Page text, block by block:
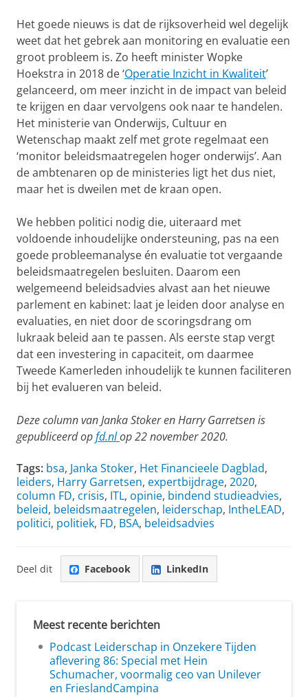
Het goede nieuws is dat de rijksoverheid wel degelijk
weet dat het gebrek aan monitoring en evaluatie een
groot probleem is. Zo heeft minister Wopke
Hoekstra in 2018 de ‘Operatie Inzicht in Kwaliteit’
gelanceerd, om meer inzicht in de impact van beleid
te krijgen en daar vervolgens ook naar te handelen.
Het ministerie van Onderwijs, Cultuur en
Wetenschap maakt zelf met grote regelmaat een
‘monitor beleidsmaatregelen hoger onderwijs’. Aan
de ambtenaren op de ministeries ligt het dus niet,
maar het is dweilen met de kraan open.
We hebben politici nodig die, uiteraard met
voldoende inhoudelijke ondersteuning, pas na een
goede probleemanalyse én evaluatie tot vergaande
beleidsmaatregelen besluiten. Daarom een
welgemeend beleidsadvies alvast aan het nieuwe
parlement en kabinet: laat je leiden door analyse en
evaluaties, en niet door de scoringsdrang om
lukraak beleid aan te passen. Als eerste stap vergt
dat een investering in capaciteit, om daarmee
Tweede Kamerleden inhoudelijk te kunnen faciliteren
bij het evalueren van beleid.
Deze column van Janka Stoker en Harry Garretsen is
gepubliceerd opfd.nlop 22 november 2020.
Tags: bsa, Janka Stoker, Het Financieele Dagblad,
leiders, Harry Garretsen, expertbijdrage, 2020,
column FD, crisis, ITL, opinie, bindend studieadvies,
beleid, beleidsmaatregelen, leiderschap, IntheLEAD,
politici, politiek, FD, BSA, beleidsadvies
Deel dit Facebook LinkedIn
Meest recente berichten
Podcast Leiderschap in Onzekere Tijden
aflevering 86: Special met Hein
Schumacher, voormalig ceo van Unilever
en FrieslandCampina